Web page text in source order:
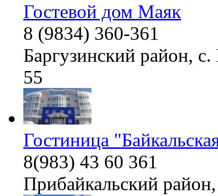
Гостевой дом Маяк
8 (9834) 360-361
Баргузинский район,
55
Гостиница
8(983) 43 60 361
Прибайкальский